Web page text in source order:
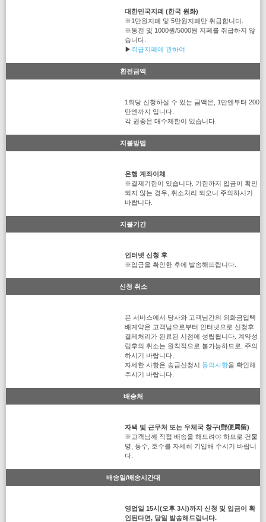
대한민국지폐 (한국 원화)
※1만원지폐 및 5만원지폐만 취급합니다.
※동전 및 1000원/5000원 지페를 취급하지 않
습니다.
▶취급지폐에 관하여
환전금액
1회당 신청하실 수 있는 금액은, 1만엔부터 200
만엔까지 입니다.
각 권종은 매수제한이 있습니다.
지불방법
은행 계좌이체
※결제기한이 있습니다. 기한까지 입금이 확인
되지 않는 경우, 취소처리 되오니 주의하시기
바랍니다.
지불기간
인터넷 신청 후
※입금을 확인한 후에 발송해드립니다.
신청 취소
본 서비스에서 당사와 고객님간의 외화금입택
배계약은 고객님으로부터 인터넷으로 신청후
결제처리가 완료된 시점에 성립됩니다. 계약성
립후의 취소는 원칙적으로 불가능하므로, 주의
하시기 바랍니다.
자세한 사항은 송금신청시 동의사항을 확인해
주시기 바랍니다.
배송처
자택 및 근무처 또는 우체국 창구(郵便局留)
※고객님께 직접 배송을 해드려야 하므로 건물
명, 동수, 호수를 자세히 기입해 주시기 바랍니
다.
배송일/배송시간대
영업일 15시(오후 3시)까지 신청 및 입금이 확
인된다면, 당일 발송해드립니다.